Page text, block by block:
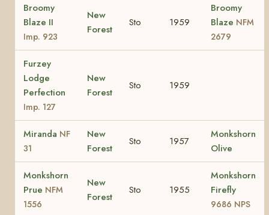
Broomy
Blaze II
Imp. 923
New
Forest
Sto 1959
Broomy
Blaze NFM
2679
Furzey
Lodge
Perfection
Imp. 127
New
Forest
Sto 1959
Miranda NF
31
New
Forest
Sto 1957
Monkshorn
Olive
Monkshorn
Prue NFM
1556
New
Forest
Sto 1955
Monkshorn
Firefly
9686 NPS